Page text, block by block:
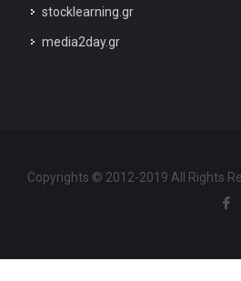
stocklearning.gr
media2day.gr
Copyrights © 2012-2019 All Rights